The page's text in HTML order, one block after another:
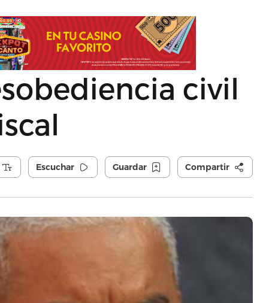
civil
Escuchar Guardar Compartir